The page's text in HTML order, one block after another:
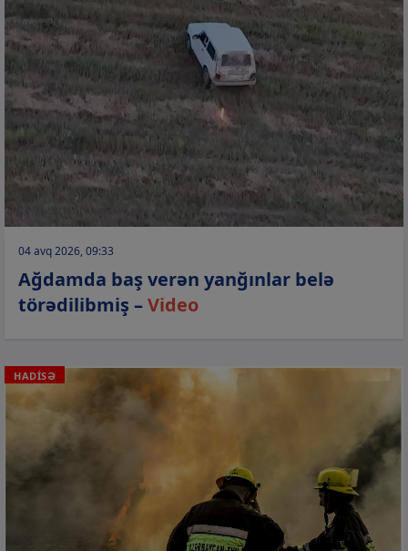
04 avq 2026, 09:33
Ağdamda baş verən yanğınlar belə
törədilibmiş –Video
HADİSƏ